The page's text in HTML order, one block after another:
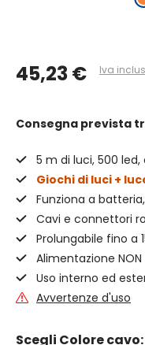
45,23 € Iva
Consegna prevista
5 m di luci, 500
Giochi di luci +
Funziona a
Cavi e connettori
Prolungabile fino a
Alimentazione
Uso interno ed
Avvertenze d'uso
Scegli Colore cavo: